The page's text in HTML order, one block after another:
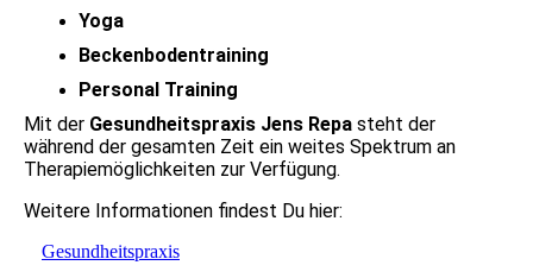
Yoga
Beckenbodentraining
Personal Training
Mit der Gesundheitspraxis Jens Repa steht der
während der gesamten Zeit ein weites Spektrum an
Therapiemöglichkeiten zur Verfügung.
Weitere Informationen findest Du hier:
Gesundheitspraxis